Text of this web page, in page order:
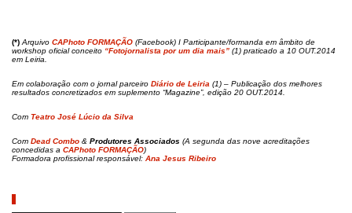
(*) Arquivo CAPhoto FORMAÇÃO (Facebook) I Participante/formanda em âmbito de
workshop oficial conceito “Fotojornalista por um dia mais” (1) praticado a 10 OUT.2014
em Leiria.
Em colaboração com o jornal parceiro Diário de Leiria (1) – Publicação dos melhores
resultados concretizados em suplemento “Magazine”, edição 20 OUT.2014.
Com Teatro José Lúcio da Silva
Com Dead Combo & Produtores Associados (A segunda das nove acreditações
concedidas a CAPhoto FORMAÇÃO)
Formadora profissional responsável: Ana Jesus Ribeiro